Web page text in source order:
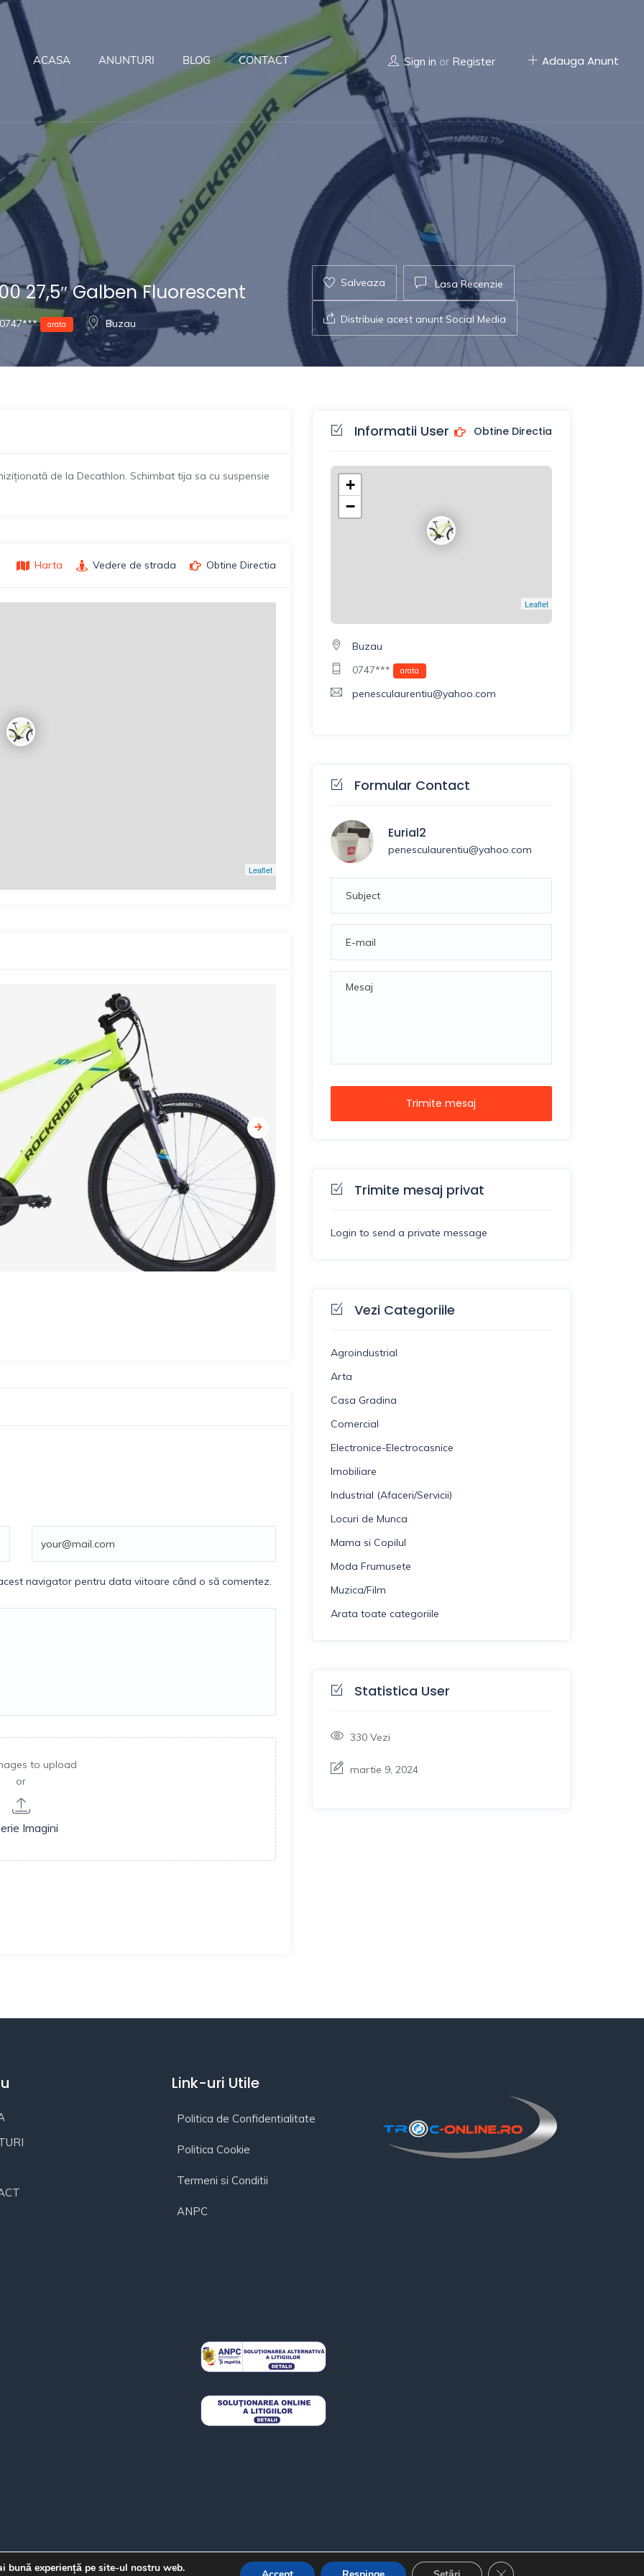
ACASA ANUNTURI BLOG CONTACT Sign in or Register Adauga Anunt
27,5″ Galben Fluorescent
arata Buzau
Salveaza Lasa Recenzie
Distribuie acest anunt Social Media
de la Decathlon. Schimbat tija sa cu suspensie
Harta Vedere de strada Obtine Directia
Leaflet
navigator pentru data viitoare când o să comentez.
to upload
or
Imagini
Informatii User Obtine Directia
+
−
Leaflet
Buzau
0747***
arata
penesculaurentiu@yahoo.com
Formular Contact
Eurial2
penesculaurentiu@yahoo.com
Trimite mesaj
Trimite mesaj privat
Login to send a private message
Vezi Categoriile
Agroindustrial
Arta
Casa Gradina
Comercial
Electronice-Electrocasnice
Imobiliare
Industrial (Afaceri/Servicii)
Locuri de Munca
Mama si Copilul
Moda Frumusete
Muzica/Film
Arata toate categoriile
Statistica User
330 Vezi
martie 9, 2024
Link-uri Utile
Politica de Confidentialitate
Politica Cookie
Termeni si Conditii
ANPC
bună experiență pe site-ul nostru web.
Close GDPR Cookie Banner